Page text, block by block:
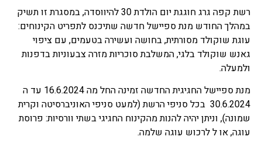
רשת קפה גרג חוגגת יום הולדת 30 להיווסדה, במסגרת זו תשיק
במהלך החודש מנת ספיישל חדשה שתיכנס לתפריט הקינוחים:
עוגת שוקולד מסורתית, בחושה ועשירה בטעמים, עם ציפוי
גאנש שוקולד בלגי, המשלבת סוכריות מזרה צבעוניות בדפנות
ולמעלה.
מנת ספיישל החגיגית החדשה זמינה החל מה 16.6.2024 עד ה
30.6.2024 בכל סניפי הרשת (למעט סניפי האוניברסיטה וקרית
שמונה), וניתן יהיה להנות מהקינוח החגיגי בשתי וורסיות: פרוסת
עוגה, או ל לרכוש עוגה שלמה.